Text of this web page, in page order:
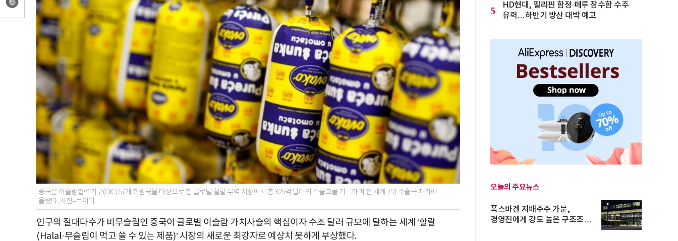
중국은 이슬람협력기구(OIC) 57개 회원국을 대상으로 한 글로벌 할랄 무역 시장에서 총 325억 달러의 수출고를 기록하며 전 세계 1위 수출국 자리에
올랐다. 사진=로이터
인구의 절대다수가 비무슬림인 중국이 글로벌 이슬람 가치사슬의 핵심이자 수조 달러 규모에 달하는 세계 ‘할랄
(Halal·무슬림이 먹고 쓸 수 있는 제품)’ 시장의 새로운 최강자로 예상치 못하게 부상했다.
5
HD현대, 필리핀 함정·페루 잠수함 수주
유력…하반기 방산 대박 예고
오늘의 주요뉴스
폭스바겐 지배주주 가문,
경영진에게 강도 높은 구조조정